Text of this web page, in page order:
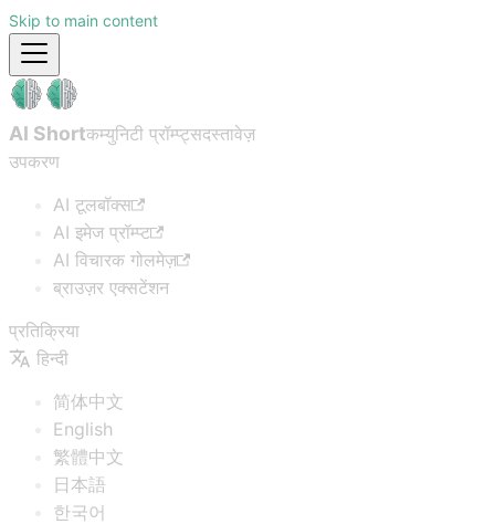
Skip to main content
AI Shortकम्युनिटी प्रॉम्प्ट्सदस्तावेज़
उपकरण
AI टूलबॉक्स
AI इमेज प्रॉम्प्ट
AI विचारक गोलमेज़
ब्राउज़र एक्सटेंशन
प्रतिक्रिया
हिन्दी
简体中文
English
繁體中文
日本語
한국어